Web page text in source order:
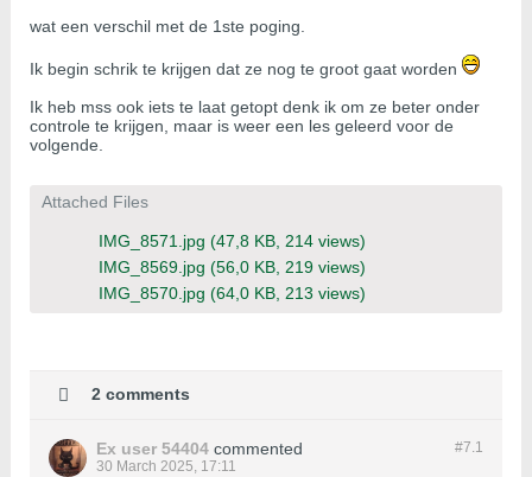
wat een verschil met de 1ste poging.
Ik begin schrik te krijgen dat ze nog te groot gaat worden
Ik heb mss ook iets te laat getopt denk ik om ze beter onder
controle te krijgen, maar is weer een les geleerd voor de
volgende.
Attached Files
IMG_8571.jpg (47,8 KB, 214 views)
IMG_8569.jpg (56,0 KB, 219 views)
IMG_8570.jpg (64,0 KB, 213 views)
2 comments
#7.1
Ex user 54404 commented
30 March 2025, 17:11